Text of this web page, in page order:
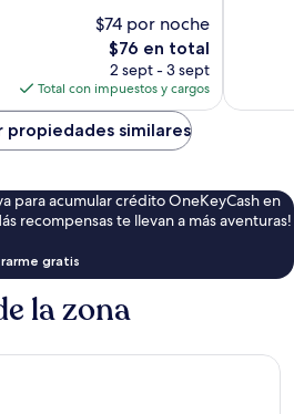
$74 por noche
El
precio
actual
es
de
$76
$76 en total
2 sept - 3 sept
Total con impuestos y cargos
propiedades similares
para acumular crédito OneKeyCash en
recompensas te llevan a más aventuras!
gratis
la zona